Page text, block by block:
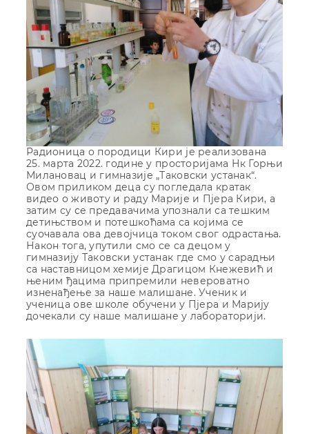
Радионица о породици Кири је реализована
25. марта 2022. године у просторијама Нк Горњи
Милановац и гимназије „Таковски устанак“.
Овом приликом деца су погледала кратак
видео о животу и раду Марије и Пјера Кири, а
затим су се предавачима упознали са тешким
детињством и потешкоћама са којима се
суочавала ова девојчица током свог одрастања.
Након тога, упутили смо се са децом у
гимназију Таковски устанак где смо у сарадњи
са наставницом хемије Драгицом Кнежевић и
њеним ђацима припремили невероватно
изненађење за наше малишане. Ученик и
ученица ове школе обучени у Пјера и Марију
дочекали су наше малишане у лабораторији.